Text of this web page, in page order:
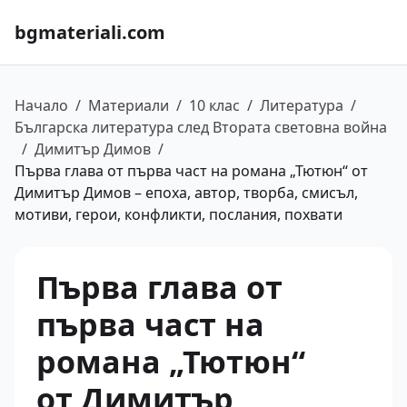
bgmateriali.com
Начало / Материали / 10 клас / Литература /
Българска литература след Втората световна война
/ Димитър Димов /
Първа глава от първа част на романа „Тютюн“ от
Димитър Димов – епоха, автор, творба, смисъл,
мотиви, герои, конфликти, послания, похвати
Първа глава от
първа част на
романа „Тютюн“